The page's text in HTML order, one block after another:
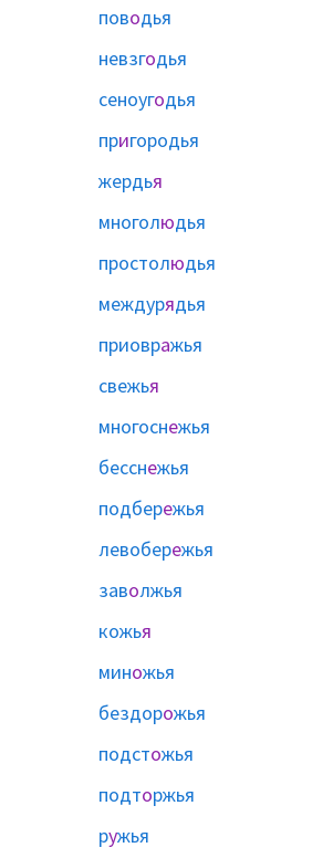
поводья
невзгодья
сеноугодья
пригородья
жердья
многолюдья
простолюдья
междурядья
приовражья
свежья
многоснежья
бесснежья
подбережья
левобережья
заволжья
кожья
миножья
бездорожья
подстожья
подторжья
ружья